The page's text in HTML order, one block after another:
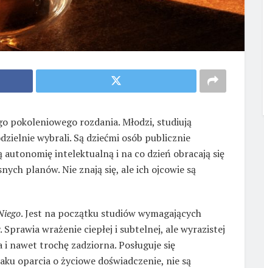
pokoleniowego rozdania. Młodzi, studiują
wybrali. Są dziećmi osób publicznie
autonomię intelektualną i na co dzień obracają się
planów. Nie znają się, ale ich ojcowie są
. Jest na początku studiów wymagających
wrażenie ciepłej i subtelnej, ale wyrazistej
i nawet trochę zadziorna. Posługuje się
oparcia o życiowe doświadczenie, nie są